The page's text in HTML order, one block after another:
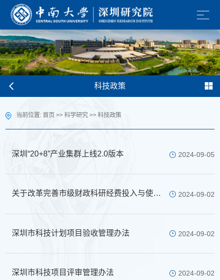
科技政策
当前位置:首页 >>科学研究 >>科技政策
深圳“20+8”产业集群上线2.0版本 2024-09-05
关于改革完善市级财政科研经费投入与使用管理的实施意见 2024-09-02
深圳市科技计划项目验收管理办法 2024-09-02
深圳市科技项目评审管理办法 2024-09-02